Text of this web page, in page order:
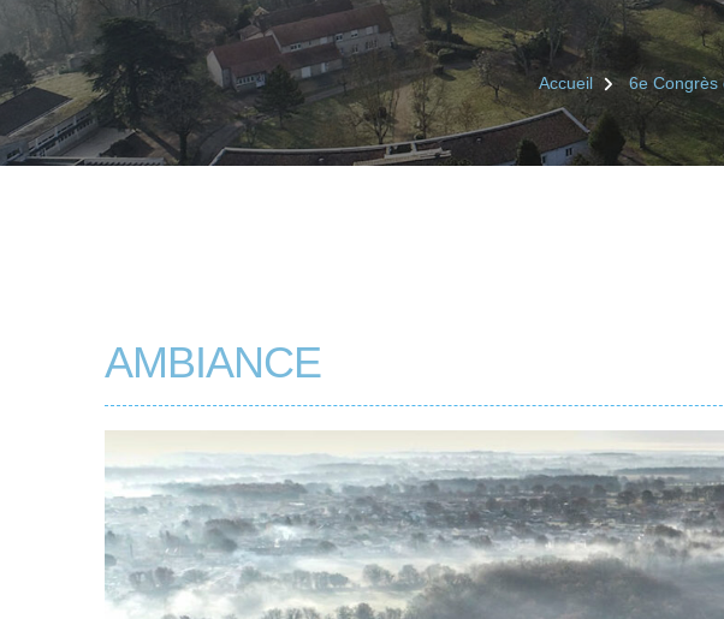
Accueil 6e Congrès
AMBIANCE